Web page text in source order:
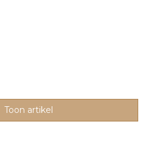
Toon artikel